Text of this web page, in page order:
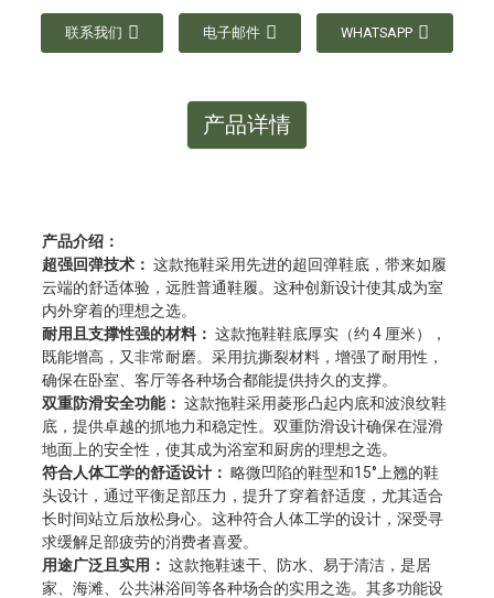
联系我们 电子邮件 WHATSAPP
产品详情
产品介绍：
超强回弹技术： 这款拖鞋采用先进的超回弹鞋底，带来如履
云端的舒适体验，远胜普通鞋履。这种创新设计使其成为室
内外穿着的理想之选。
耐用且支撑性强的材料： 这款拖鞋鞋底厚实（约 4 厘米），
既能增高，又非常耐磨。采用抗撕裂材料，增强了耐用性，
确保在卧室、客厅等各种场合都能提供持久的支撑。
双重防滑安全功能： 这款拖鞋采用菱形凸起内底和波浪纹鞋
底，提供卓越的抓地力和稳定性。双重防滑设计确保在湿滑
地面上的安全性，使其成为浴室和厨房的理想之选。
符合人体工学的舒适设计： 略微凹陷的鞋型和15°上翘的鞋
头设计，通过平衡足部压力，提升了穿着舒适度，尤其适合
长时间站立后放松身心。这种符合人体工学的设计，深受寻
求缓解足部疲劳的消费者喜爱。
用途广泛且实用： 这款拖鞋速干、防水、易于清洁，是居
家、海滩、公共淋浴间等各种场合的实用之选。其多功能设